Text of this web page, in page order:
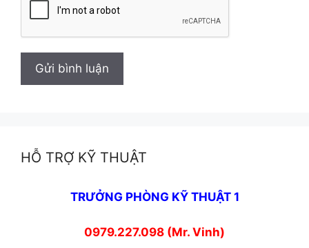
HỖ TRỢ KỸ THUẬT
TRƯỞNG PHÒNG KỸ THUẬT 1
0979.227.098 (Mr. Vinh)